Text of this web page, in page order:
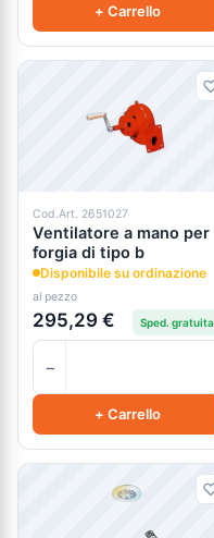
+ Carrello
Cod.Art. 2651027
Ventilatore a mano per
forgia di tipo b
Disponibile su ordinazione
al pezzo
295,29 € Sped. gratuita
−
+ Carrello